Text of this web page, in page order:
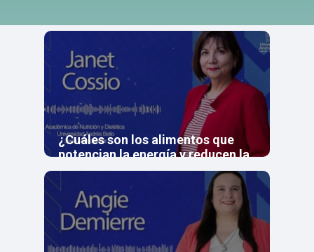
¿Cuáles son los alimentos que
potencian la energía y reducen la
fatiga?